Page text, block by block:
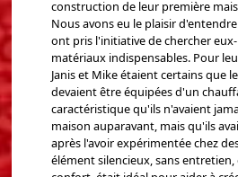
construction de leur première
Nous avons eu le plaisir
ont pris l'initiative de chercher
matériaux indispensables. Pour
Janis et Mike étaient certains que
devaient être équipées d'un
caractéristique qu'ils n'avaient
maison auparavant, mais qu'ils
après l'avoir expérimentée chez
élément silencieux, sans